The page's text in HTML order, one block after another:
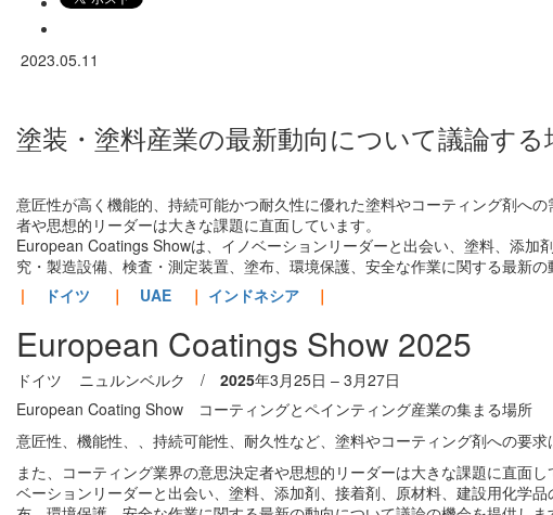
2023.05.11
塗装・塗料産業の最新動向について議論す
意匠性が高く機能的、持続可能かつ耐久性に優れた塗料やコーティング剤へ
者や思想的リーダーは大きな課題に直面しています。
European Coatings Showは、イノベーションリーダーと出会い、塗料、添加
究・製造設備、検査・測定装置、塗布、環境保護、安全な作業に関する最新の
|
ドイツ ｜ UAE ｜ インドネシア ｜
European Coatings Show 2025
ドイツ ニュルンベルク / 2025年3⽉25⽇ – 3月27⽇
European Coating Show コーティングとペインティング産業の集まる場所
意匠性、機能性、、持続可能性、耐久性など、塗料やコーティング剤への要求
また、コーティング業界の意思決定者や思想的リーダーは大きな課題に直面
ベーションリーダーと出会い、塗料、添加剤、接着剤、原材料、建設用化学